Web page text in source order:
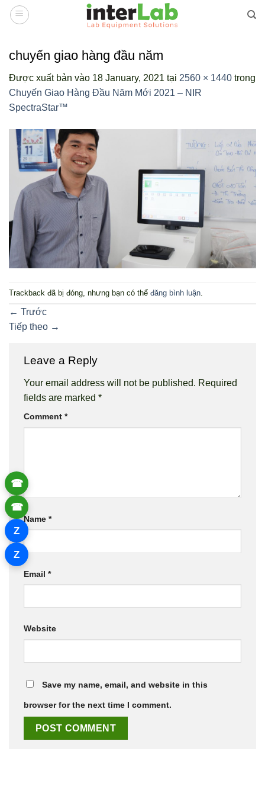
qua
dungchuyến giao hàng đầu năm
Được xuất bản vào 18 January, 2021 tại 2560 × 1440 trong
Chuyến Giao Hàng Đầu Năm Mới 2021 – NIR
SpectraStar™
Trackback đã bị đóng, nhưng bạn có thể đăng bình luận
← Trước
Tiếp theo →
Leave a Reply
Your email address will not be published. Required
fields are marked *
Comment *
Name *
Email *
Website
Save my name, email, and website in this
browser for the next time I comment.
☎
☎
Z
Z